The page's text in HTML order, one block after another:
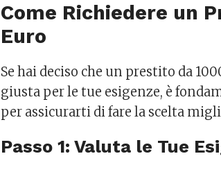
Come Richiedere un
Euro
Se hai deciso che un prestito da
giusta per le tue esigenze, è
per assicurarti di fare la scelta
Passo 1: Valuta le Tue